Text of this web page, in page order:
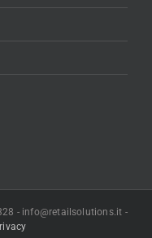
- info@retailsolutions.it -